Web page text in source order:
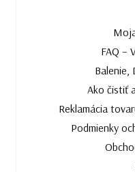
FAQ –
Balenie,
Ako čistiť
Reklamácia
Podmienky